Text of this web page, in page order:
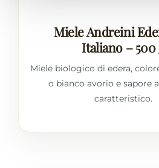
Miele Andreini
Italiano – 500
Miele biologico di edera,
o bianco avorio e sapore
caratteristico.